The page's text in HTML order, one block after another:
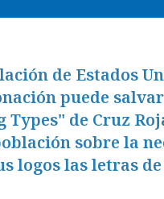
de Estados
puede
Types" de Cruz
sobre la
logos las letras